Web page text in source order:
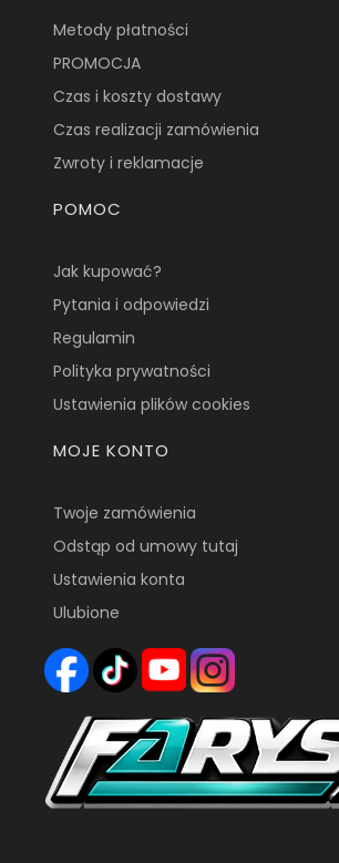
Metody płatności
PROMOCJA
Czas i koszty dostawy
Czas realizacji zamówienia
Zwroty i reklamacje
POMOC
Jak kupować?
Pytania i odpowiedzi
Regulamin
Polityka prywatności
Ustawienia plików cookies
MOJE KONTO
Twoje zamówienia
Odstąp od umowy tutaj
Ustawienia konta
Ulubione